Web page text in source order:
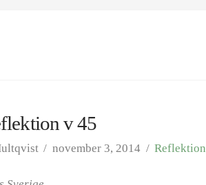
v 45
november 3, 2014 Reflektion